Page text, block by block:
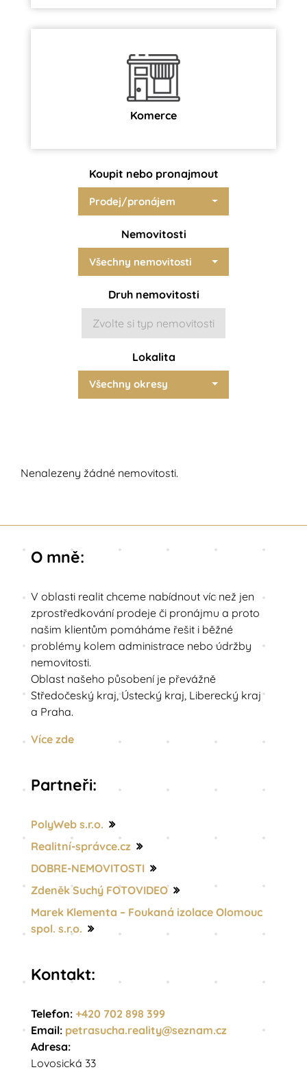
Komerce
Koupit nebo pronajmout
Prodej/pronájem
Nemovitosti
Všechny nemovitosti
Druh nemovitosti
Zvolte si typ nemovitosti
Lokalita
Všechny okresy
Nenalezeny žádné nemovitosti.
O mně:
V oblasti realit chceme nabídnout víc než jen
zprostředkování prodeje či pronájmu a proto
našim klientům pomáháme řešit i běžné
problémy kolem administrace nebo údržby
nemovitosti.
Oblast našeho působení je převážně
Středočeský kraj, Ústecký kraj, Liberecký kraj
a Praha.
Více zde
Partneři:
PolyWeb s.r.o.
Realitní-správce.cz
DOBRE-NEMOVITOSTI
Zdeněk Suchý FOTOVIDEO
Marek Klementa – Foukaná izolace Olomouc
spol. s.r.o.
Kontakt:
Telefon: +420 702 898 399
Email: petrasucha.reality@seznam.cz
Adresa:
Lovosická 33